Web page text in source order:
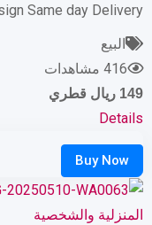
Same day Delivery
البيع
416 مشاهدات
149 ريال قطري
Details
المنزلية والشخصية